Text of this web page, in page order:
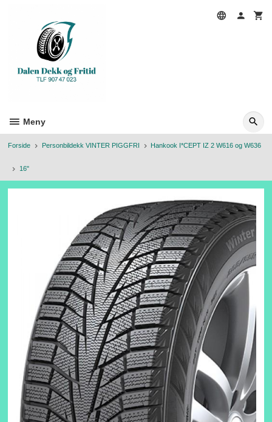
Meny
Forside Personbildekk VINTER PIGGFRI Hankook I*CEPT IZ 2 W616 og W636
16"